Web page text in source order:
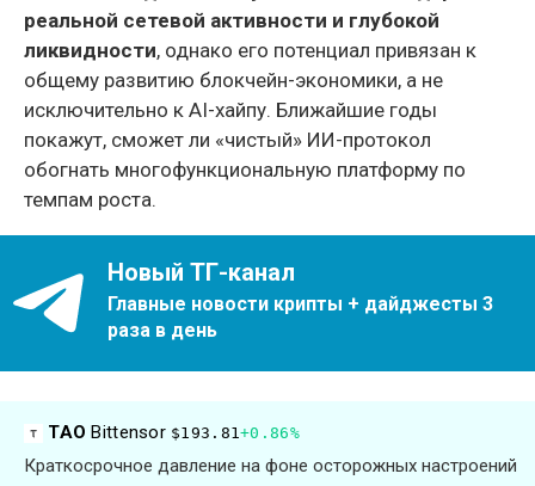
реальной сетевой активности и глубокой
ликвидности, однако его потенциал привязан к
общему развитию блокчейн-экономики, а не
исключительно к AI-хайпу. Ближайшие годы
покажут, сможет ли «чистый» ИИ-протокол
обогнать многофункциональную платформу по
темпам роста.
Новый ТГ-канал
Главные новости крипты + дайджесты 3
раза в день
TAOBittensor $193.81+0.86%
Краткосрочное давление на фоне осторожных настроений